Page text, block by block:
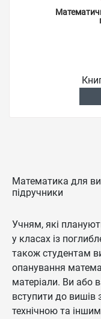
Математика для
підручники
Учням, які
у класах із
також студентам
опанування
матеріали. Ви або
вступити до вишів
технічною та